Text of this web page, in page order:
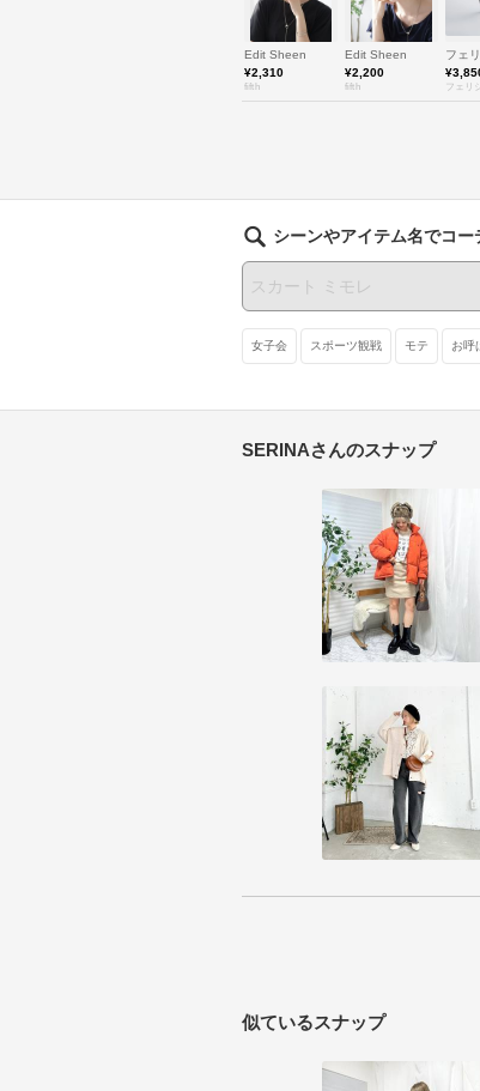
Edit Sheen
¥2,310
fifth
Edit Sheen
¥2,200
fifth
フェ
フェリ
シーンやアイテム名でコー
女子会 スポーツ観戦 モテ お呼
SERINAさんのスナップ
似ているスナップ